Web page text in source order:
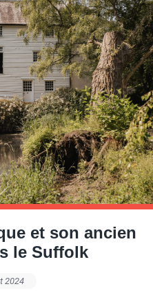
Décoration Et Design
Publi Reportage
Loft
Maison D'hôtes
On Décode La Déco
De Style
Renovation
et son ancien
le Suffolk
2024